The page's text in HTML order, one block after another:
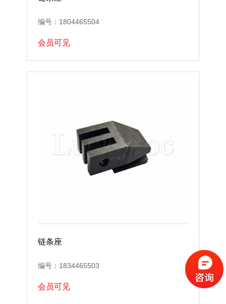
编号：1804465504
会员可见
链条座
编号：1834465503
会员可见